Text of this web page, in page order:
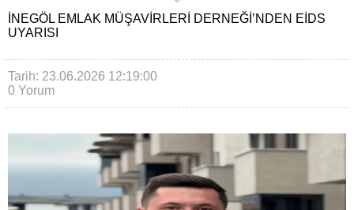
İNEGÖL EMLAK MÜŞAVIRLERI DERNEĞI’NDEN EİDS
UYARISI
Tarih: 23.06.2026 12:19:00
0 Yorum